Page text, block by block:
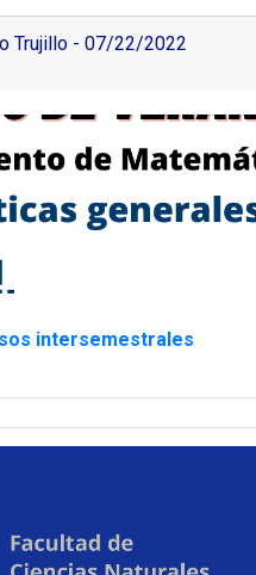
Trujillo - 07/22/2022
intersemestrales